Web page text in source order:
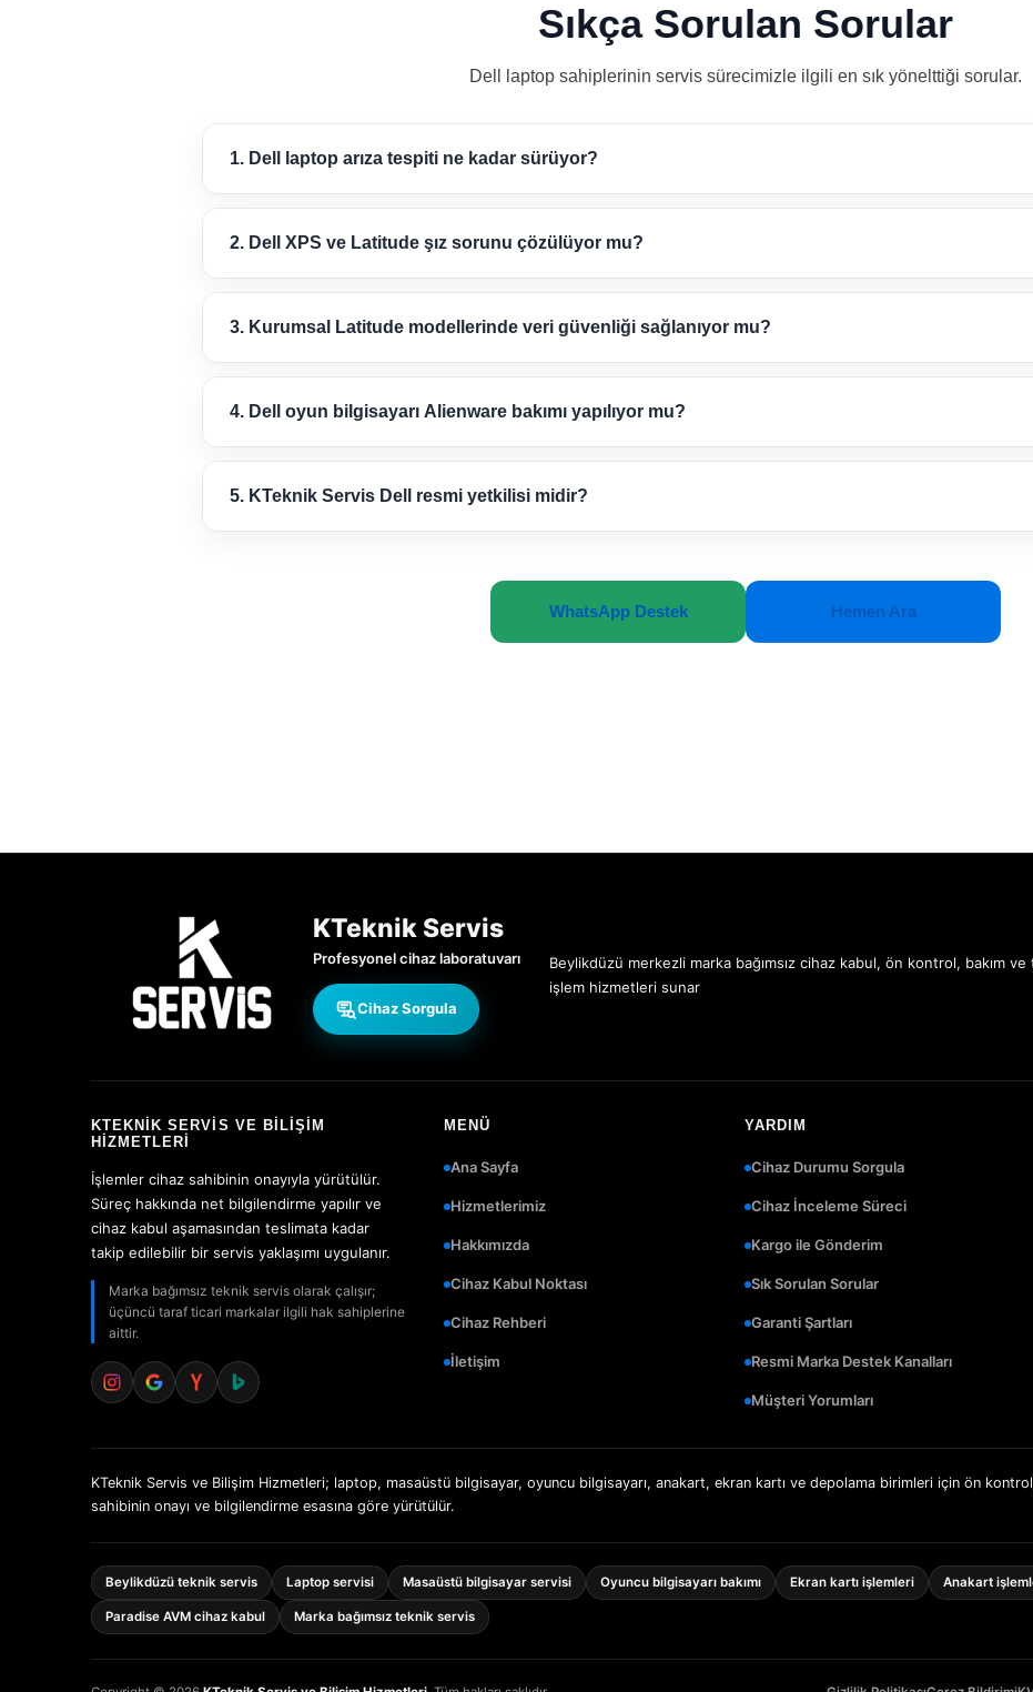
Sıkça Sorulan Sorular
Dell laptop sahiplerinin servis sürecimizle ilgili en sık yönelttiği sorular.
1. Dell laptop arıza tespiti ne kadar sürüyor?
2. Dell XPS ve Latitude şız sorunu çözülüyor mu?
3. Kurumsal Latitude modellerinde veri güvenliği sağlanıyor mu?
4. Dell oyun bilgisayarı Alienware bakımı yapılıyor mu?
5. KTeknik Servis Dell resmi yetkilisi midir?
WhatsApp Destek Hemen Ara
KTeknik Servis
Profesyonel cihaz laboratuvarı
Cihaz Sorgula
Beylikdüzü merkezli marka bağımsız cihaz kabul, ön kontrol, bakım
işlem hizmetleri sunar
KTEKNIK SERVIS VE BILIŞIM
HIZMETLERI
İşlemler cihaz sahibinin onayıyla yürütülür.
Süreç hakkında net bilgilendirme yapılır ve
cihaz kabul aşamasından teslimata kadar
takip edilebilir bir servis yaklaşımı uygulanır.
Marka bağımsız teknik servis olarak çalışır;
üçüncü taraf ticari markalar ilgili hak sahiplerine
aittir.
MENÜ
Ana Sayfa
Hizmetlerimiz
Hakkımızda
Cihaz Kabul Noktası
Cihaz Rehberi
İletişim
YARDIM
Cihaz Durumu Sorgula
Cihaz İnceleme Süreci
Kargo ile Gönderim
Sık Sorulan Sorular
Garanti Şartları
Resmi Marka Destek Kanalları
Müşteri Yorumları
KTeknik Servis ve Bilişim Hizmetleri; laptop, masaüstü bilgisayar, oyuncu bilgisayarı, anakart, ekran kartı ve depolama birimleri için ön
sahibinin onayı ve bilgilendirme esasına göre yürütülür.
Beylikdüzü teknik servis Laptop servisi Masaüstü bilgisayar servisi Oyuncu bilgisayarı bakımı Ekran kartı işlemleri Anakart
Paradise AVM cihaz kabul Marka bağımsız teknik servis